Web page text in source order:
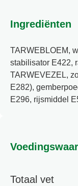
Ingrediënten
TARWEBLOEM,
stabilisator E422,
TARWEVEZEL,
E282),
E296, rijsmiddel
Totaal vet